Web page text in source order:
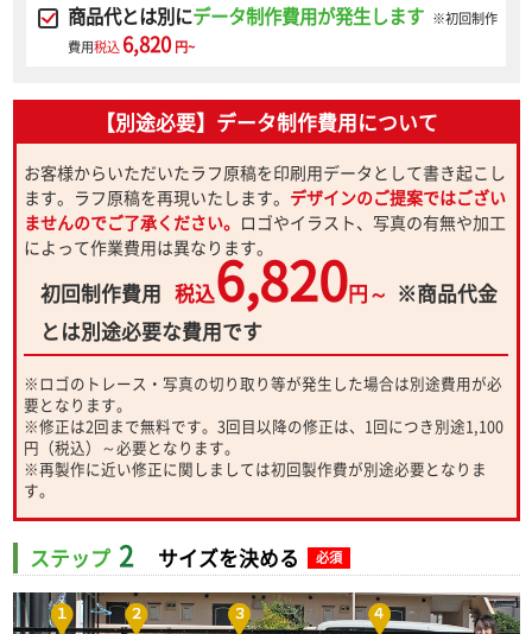
商品代とは別にデータ制作費用が発生します ※初回制作
費用税込6,820 円~
【別途必要】データ制作費用について
お客様からいただいたラフ原稿を印刷用データとして書き起こし
ます。ラフ原稿を再現いたします。 デザインのご提案ではござい
ませんのでご了承ください。 ロゴやイラスト、写真の有無や加工
によって作業費用は異なります。
初回制作費用 税込6,820円～ ※商品代金
とは別途必要な費用です
※ロゴのトレース・写真の切り取り等が発生した場合は別途費用が必
要となります。
※修正は2回まで無料です。3回目以降の修正は、1回につき別途1,100
円（税込）～必要となります。
※再製作に近い修正に関しましては初回製作費が別途必要となりま
す。
ステップ 2 サイズを決める 必須